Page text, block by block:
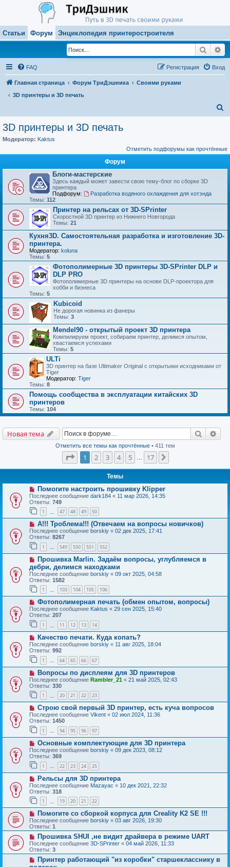
Статьи Форум Энциклопедия принтеростроителя
Поиск
FAQ Вход
Регистрация
Главная страница Форум ТриДэшника
Своими руками
3D принтеры и 3D печать
к
3D принтеры и 3D печать
Модератор: Kaktus
Отметить подфорумы как прочтённые
Форум
Блоги-мастерские
Здесь каждый может завести свою тему-блог по сборке 3D
принтера
Подфорум:
Разработка водяного охлаждения для хотэнда
Темы: 112
Принтер на рельсах от 3D-SPrinter
Скоростной 3D принтер из Нижнего Новгорода
Темы: 21
Кухня3D. Самостоятельная разработка и изготовление 3D-
принтера.
Модератор: koluna
Темы: 5
Фотополимерные 3D принтеры 3D-SPrinter DLP и
DLP PRO
Фотополимерные 3D принтеры на основе DLP-проектора для
хобби и бизнеса
Темы: 5
Kubicoid
Не дорогая новинка из фанеры
Темы: 3
Mendel90 - открытый проект 3D принтера
Компилируем проект, собираем принтер, делимся опытом,
хвастаемся успехами
Темы: 5
ULTi
3D принтер на базе Ultimaker Original с открытыми исходниками от
Tiger
Модератор: Tiger
Темы: 8
Помощь сообщества в эксплуатации китайских 3D
принтеров
Темы: 104
Новая тема Поиск
Отметить все темы как прочтённые• 411 тем
Страница1 из
1 2 3 4 5 17
Темы
Помогите настроить прошивку Klipper
Последнее сообщение dark184 « 11 мар 2026, 14:35
Ответы: 749
1 47 48 49 50
А!!! Троблема!!! (Отвечаем на вопросы новичков)
Последнее сообщение borskiy « 02 дек 2025, 17:41
Ответы: 8267
1 … 549 550 551 552
Прошивка Marlin. Задаём вопросы, углубляемся в
дебри, делимся находками
Последнее сообщение borskiy « 09 окт 2025, 04:58
Ответы: 1582
1 103 104 105 106
Фотополимерная печать (обмен опытом, вопросы)
Последнее сообщение Kaktus « 29 сен 2025, 15:40
Ответы: 207
1 11 12 13 14
Качество печати. Куда копать?
Последнее сообщение borskiy « 11 авг 2025, 18:04
Ответы: 992
1 … 64 65 66 67
Вопросы по дисплеям для 3D принтеров
Последнее сообщение Rambler_21 « 21 май 2025, 02:43
Ответы: 330
1 20 21 22 23
Строю свой первый 3D принтер, есть куча вопросов
Последнее сообщение Vikent « 02 июл 2024, 11:36
Ответы: 1450
1 … 94 95 96 97
Основные комплектующие для 3D принтера
Последнее сообщение borskiy « 09 дек 2023, 08:12
Ответы: 369
1 … 22 23 24 25
Рельсы для 3D принтера
Последнее сообщение Mazayac « 10 дек 2021, 22:32
Ответы: 318
1 19 20 21 22
Помогите со сборкой корпуса для Creality K2 SE !!!
Последнее сообщение borskiy « 03 авг 2026, 19:30
Ответы: 1
Прошивка SHUI ,не видит драйвера в режиме UART
Последнее сообщение 3D-SPrinter « 04 май 2026, 11:33
Ответы: 3
Принтер работающий "из коробки" старшекласснику в